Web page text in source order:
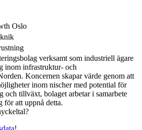
Oslo
verksamt som industriell ägare
inom infrastruktur- och
Koncernen skapar värde genom att
inom nischer med potential för
och tillväxt, bolaget arbetar i samarbete
för att uppnå detta.
!